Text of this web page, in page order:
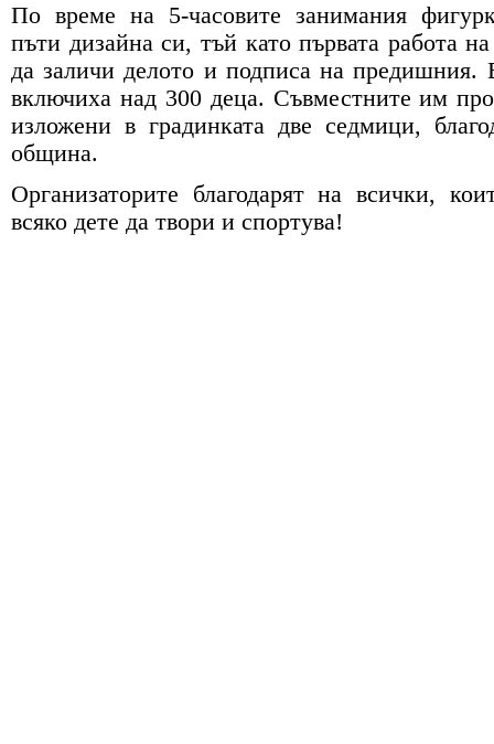
По време на 5-часовите занимания
пъти дизайна си, тъй като първата работа
да заличи делото и подписа на предишния.
включиха над 300 деца. Съвместните им
изложени в градинката две седмици,
община.
Организаторите благодарят на всички,
всяко дете да твори и спортува!